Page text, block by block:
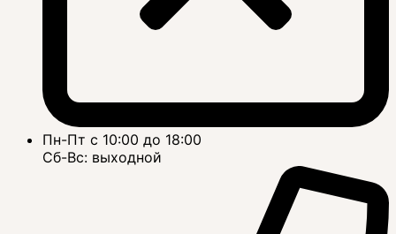
Пн-Пт с 10:00 до 18:00
Сб-Вс: выходной